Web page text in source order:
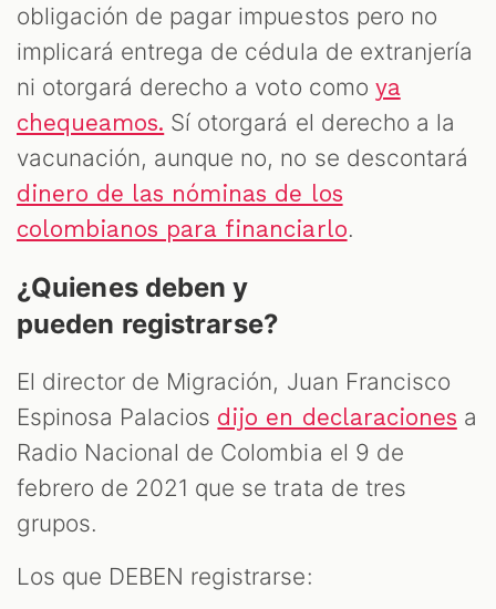
obligación de pagar impuestos pero no
implicará entrega de cédula de extranjería
ni otorgará derecho a voto como ya
chequeamos. Sí otorgará el derecho a la
vacunación, aunque no, no se descontará
dinero de las nóminas de los
colombianos para financiarlo.
¿Quienes deben y
pueden registrarse?
El director de Migración, Juan Francisco
Espinosa Palacios dijo en declaraciones a
Radio Nacional de Colombia el 9 de
febrero de 2021 que se trata de tres
grupos.
Los que DEBEN registrarse: